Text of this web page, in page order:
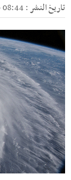
تاريخ النشر : 08:44 - 2026/06/16